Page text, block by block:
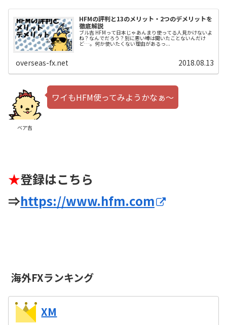
HFMの評判と13のメリット・2つのデメリットを
徹底解説
ブル吉 HFMって日本じゃあんまり使ってる人見かけないよ
ね？なんでだろう？別に悪い噂は聞いたことないんだけ
ど…。何か使いたくない理由があるっ...
overseas-fx.net 2018.08.13
ベア吉
ワイもHFM使ってみようかなぁ～
★登録はこちら
⇒https://www.hfm.com
海外FXランキング
XM